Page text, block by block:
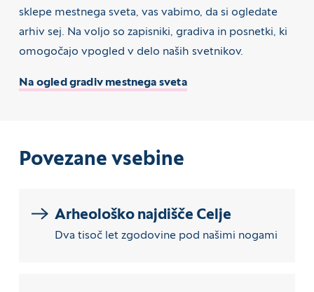
sklepe mestnega sveta, vas vabimo, da si ogledate
arhiv sej. Na voljo so zapisniki, gradiva in posnetki, ki
omogočajo vpogled v delo naših svetnikov.
Na ogled gradiv mestnega sveta
Povezane vsebine
Arheološko najdišče Celje
Dva tisoč let zgodovine pod našimi nogami